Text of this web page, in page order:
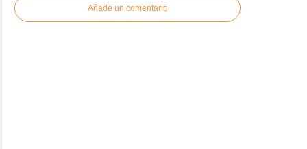
Añade un comentario